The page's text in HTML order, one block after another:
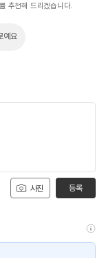
추천해 드리겠습니다.
예요
사진 등록